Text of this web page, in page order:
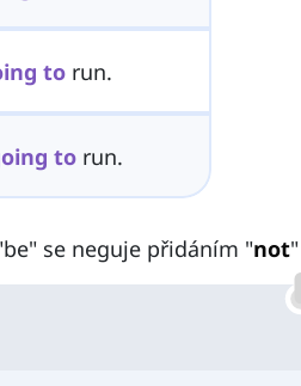
torun.
torun.
se neguje přidáním "not